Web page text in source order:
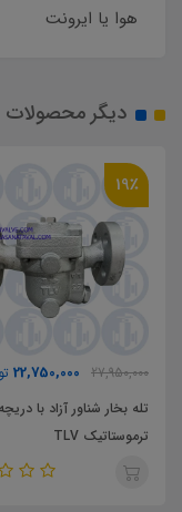
هوا یا ایرونت
دیگر محصولات
19٪
27,950,000
22,750,000
تله بخار شناور آزاد با
ترموستاتیک TLV